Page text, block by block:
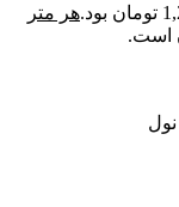
هر متر